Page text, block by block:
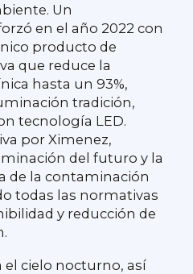
Un
en el año 2022 con
producto de
que reduce la
hasta un 93%,
tradición,
tecnología LED.
por Ximenez,
del futuro y la
de la contaminación
todas las normativas
y reducción de
el cielo nocturno, así